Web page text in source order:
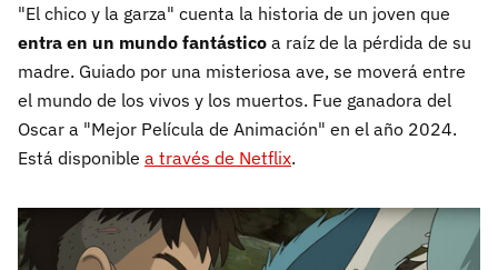
"El chico y la garza" cuenta la historia de un joven que
entra en un mundo fantástico a raíz de la pérdida de su
madre. Guiado por una misteriosa ave, se moverá entre
el mundo de los vivos y los muertos. Fue ganadora del
Oscar a "Mejor Película de Animación" en el año 2024.
Está disponible a través de Netflix.